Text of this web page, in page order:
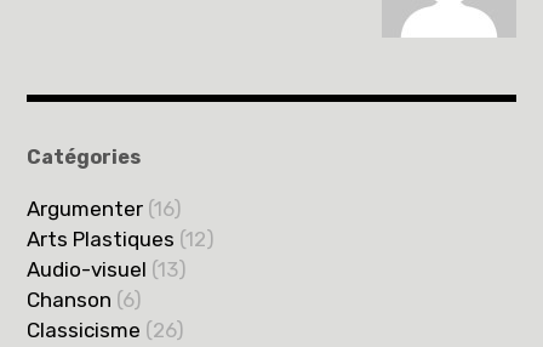
Catégories
Argumenter (16)
Arts Plastiques (12)
Audio-visuel (13)
Chanson (6)
Classicisme (26)